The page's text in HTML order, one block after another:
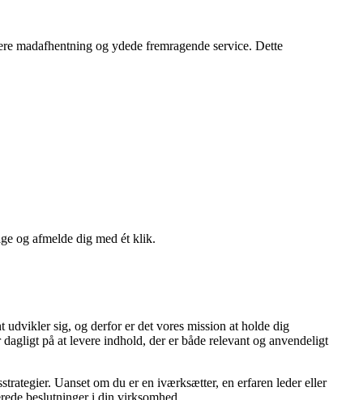
madafhentning og ydede fremragende service. Dette
og afmelde dig med ét klik.
sig, og derfor er det vores mission at holde dig
på at levere indhold, der er både relevant og anvendeligt
Uanset om du er en iværksætter, en erfaren leder eller